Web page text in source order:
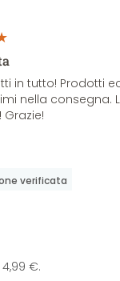
in tutto! Prodotti
nella consegna.
verificata
€.